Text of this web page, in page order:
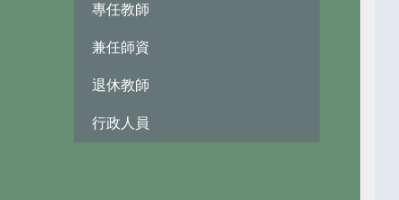
專任教師
兼任師資
退休教師
行政人員